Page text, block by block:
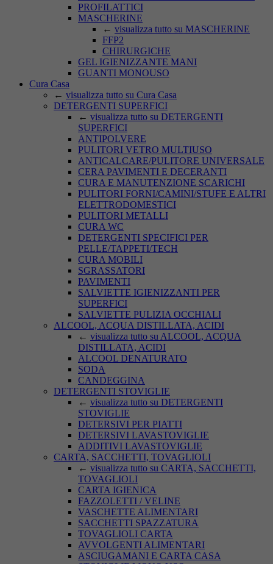
PROFILATTICI
MASCHERINE
← visualizza tutto su MASCHERINE
FFP2
CHIRURGICHE
GEL IGIENIZZANTE MANI
GUANTI MONOUSO
Cura Casa
← visualizza tutto su Cura Casa
DETERGENTI SUPERFICI
← visualizza tutto su DETERGENTI
SUPERFICI
ANTIPOLVERE
PULITORI VETRO MULTIUSO
ANTICALCARE/PULITORE UNIVERSALE
CERA PAVIMENTI E DECERANTI
CURA E MANUTENZIONE SCARICHI
PULITORI FORNI/CAMINI/STUFE E ALTRI
ELETTRODOMESTICI
PULITORI METALLI
CURA WC
DETERGENTI SPECIFICI PER
PELLE/TAPPETI/TECH
CURA MOBILI
SGRASSATORI
PAVIMENTI
SALVIETTE IGIENIZZANTI PER
SUPERFICI
SALVIETTE PULIZIA OCCHIALI
ALCOOL, ACQUA DISTILLATA, ACIDI
← visualizza tutto su ALCOOL, ACQUA
DISTILLATA, ACIDI
ALCOOL DENATURATO
SODA
CANDEGGINA
DETERGENTI STOVIGLIE
← visualizza tutto su DETERGENTI
STOVIGLIE
DETERSIVI PER PIATTI
DETERSIVI LAVASTOVIGLIE
ADDITIVI LAVASTOVIGLIE
CARTA, SACCHETTI, TOVAGLIOLI
← visualizza tutto su CARTA, SACCHETTI,
TOVAGLIOLI
CARTA IGIENICA
FAZZOLETTI / VELINE
VASCHETTE ALIMENTARI
SACCHETTI SPAZZATURA
TOVAGLIOLI CARTA
AVVOLGENTI ALIMENTARI
ASCIUGAMANI E CARTA CASA